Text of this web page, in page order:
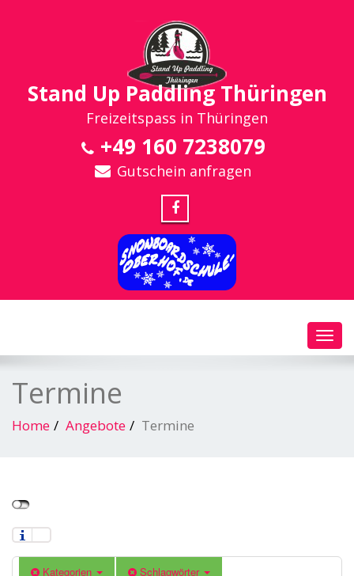
Stand Up Paddling Thüringen
Freizeitspass in Thüringen
+49 160 7238079
Gutschein anfragen
Termine
Home Angebote Termine
Kategorien Schlagwörter